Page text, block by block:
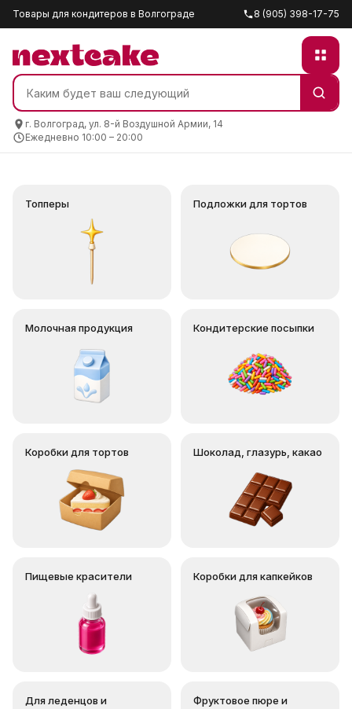
Товары для кондитеров в Волгограде 8 (905) 398-17-75
г. Волгоград, ул. 8-й Воздушной Армии, 14
Ежедневно 10:00 – 20:00
Топперы Подложки для тортов
Молочная продукция Кондитерские посыпки
Коробки для тортов Шоколад, глазурь, какао
Пищевые красители Коробки для капкейков
Для леденцов и
Фруктовое пюре и